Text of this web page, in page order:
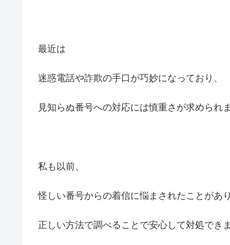
最近は
迷惑電話や詐欺の手口が巧妙になっており、
見知らぬ番号への対応には慎重さが求められ
私も以前、
怪しい番号からの着信に悩まされたことがあ
正しい方法で調べることで安心して対処でき